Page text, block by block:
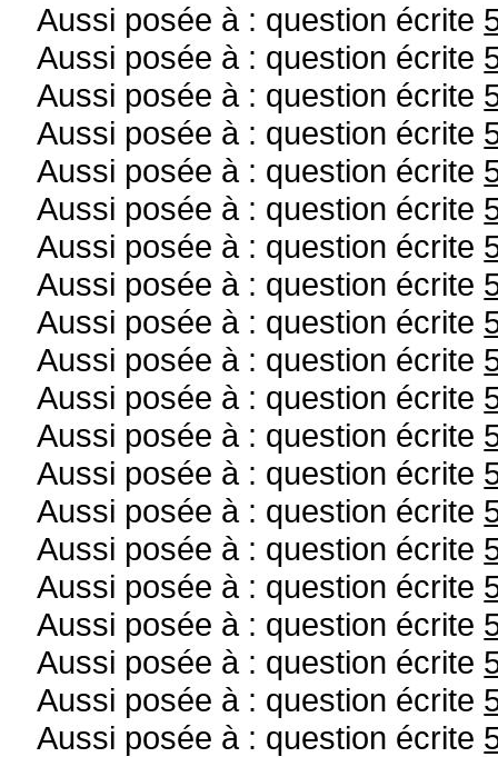
Aussi posée à : question écrite
Aussi posée à : question écrite
Aussi posée à : question écrite
Aussi posée à : question écrite
Aussi posée à : question écrite
Aussi posée à : question écrite
Aussi posée à : question écrite
Aussi posée à : question écrite
Aussi posée à : question écrite
Aussi posée à : question écrite
Aussi posée à : question écrite
Aussi posée à : question écrite
Aussi posée à : question écrite
Aussi posée à : question écrite
Aussi posée à : question écrite
Aussi posée à : question écrite
Aussi posée à : question écrite
Aussi posée à : question écrite
Aussi posée à : question écrite
Aussi posée à : question écrite